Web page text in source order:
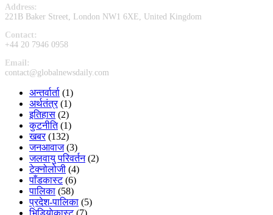
Address:
221B Baker Street, London NW1 6XE, United Kingdom
Contact:
+44 20 7946 0958
Email:
contact@globalnewsdaily.com
अन्तर्वार्ता (1)
अर्थतंत्र(1)
इतिहास (2)
कुटनीति(1)
खबर(132)
जनआवाज(3)
जलवायु परिवर्तन(2)
टेक्नोलोजी (4)
पाँडकास्ट(6)
पालिका (58)
प्रदेश-पालिका (5)